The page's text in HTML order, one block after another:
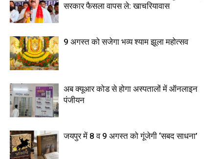
सरकार फैसला वापस ले: खाचरियावास
9 अगस्त को सजेगा भव्य श्याम झूला महोत्सव
अब क्यूआर कोड से होगा अस्पतालों में ऑनलाइन
पंजीयन
जयपुर में 8 व 9 अगस्त को गूंजेगी ‘सबद साधना’